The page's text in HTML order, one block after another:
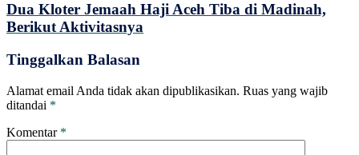
Dua Kloter Jemaah Haji Aceh Tiba di Madinah,
Berikut Aktivitasnya
Tinggalkan Balasan
Alamat email Anda tidak akan dipublikasikan. Ruas yang wajib
ditandai *
Komentar *